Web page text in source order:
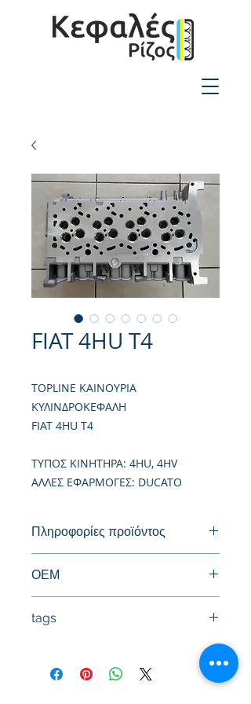
FIAT 4HU T4
TOPLINE ΚΑΙΝΟΥΡΙΑ
ΚΥΛΙΝΔΡΟΚΕΦΑΛΗ
FIAT 4HU T4
TΥΠΟΣ ΚΙΝΗΤΗΡΑ: 4HU, 4HV
ΑΛΛΕΣ ΕΦΑΡΜΟΓΕΣ: DUCATO
Πληροφορίες προϊόντος
ΟΕΜ
0200GW
tags
#Κυλινδροκεφαλή #Κεφαλάρι
#TPTOPLINE